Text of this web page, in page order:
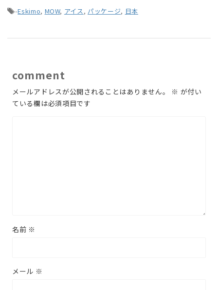
-Eskimo, MOW, アイス , パッケージ, 日本
comment
メールアドレスが公開されることはありません。 ※ が付い
ている欄は必須項目です
名前 ※
メール ※